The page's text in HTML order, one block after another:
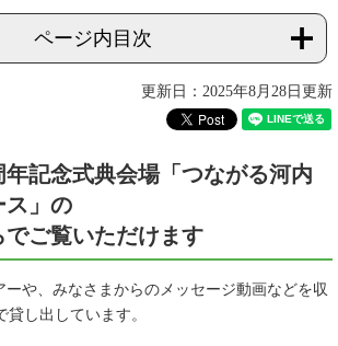
ページ内目次
更新日：2025年8月28日更新
年記念式典会場「つながる河内
ス」の
ご覧いただけます
や、みなさまからのメッセージ動画などを収
し出しています。